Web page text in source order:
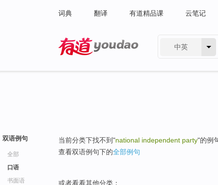
词典 翻译 有道精品课 云笔记
中英
双语例句
全部
口语
书面语
当前分类下找不到"national independent party"的例
查看双语例句下的全部例句
或者看看其他分类：